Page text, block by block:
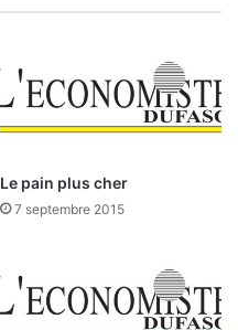
Le pain plus cher
7 septembre 2015